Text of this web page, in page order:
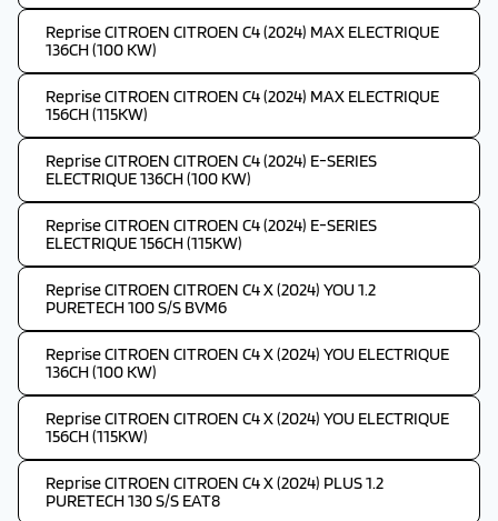
Reprise CITROEN CITROEN C4 (2024) MAX ELECTRIQUE
136CH (100 KW)
Reprise CITROEN CITROEN C4 (2024) MAX ELECTRIQUE
156CH (115KW)
Reprise CITROEN CITROEN C4 (2024) E-SERIES
ELECTRIQUE 136CH (100 KW)
Reprise CITROEN CITROEN C4 (2024) E-SERIES
ELECTRIQUE 156CH (115KW)
Reprise CITROEN CITROEN C4 X (2024) YOU 1.2
PURETECH 100 S/S BVM6
Reprise CITROEN CITROEN C4 X (2024) YOU ELECTRIQUE
136CH (100 KW)
Reprise CITROEN CITROEN C4 X (2024) YOU ELECTRIQUE
156CH (115KW)
Reprise CITROEN CITROEN C4 X (2024) PLUS 1.2
PURETECH 130 S/S EAT8